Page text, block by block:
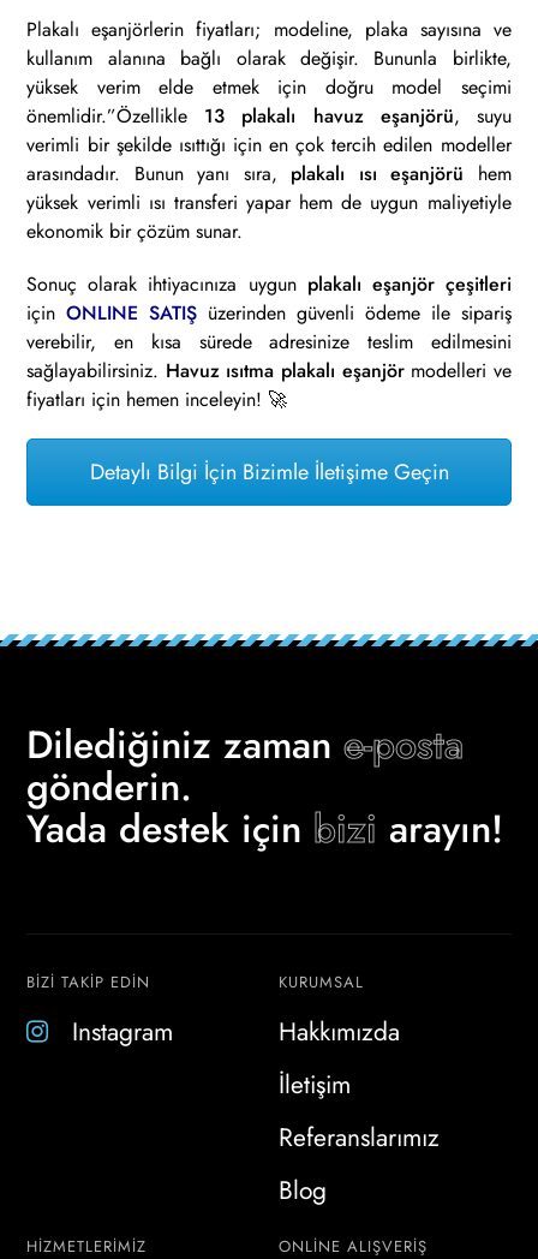
Plakalı eşanjörlerin fiyatları; modeline, plaka sayısına ve
kullanım alanına bağlı olarak değişir. Bununla birlikte,
yüksek verim elde etmek için doğru model seçimi
önemlidir.”Özellikle 13 plakalı havuz eşanjörü, suyu
verimli bir şekilde ısıttığı için en çok tercih edilen modeller
arasındadır. Bunun yanı sıra, plakalı ısı eşanjörü hem
yüksek verimli ısı transferi yapar hem de uygun maliyetiyle
ekonomik bir çözüm sunar.
Sonuç olarak ihtiyacınıza uygun plakalı eşanjör çeşitleri
içinONLINE SATIŞ üzerinden güvenli ödeme ile sipariş
verebilir, en kısa sürede adresinize teslim edilmesini
sağlayabilirsiniz. Havuz ısıtma plakalı eşanjörmodelleri ve
fiyatları için hemen inceleyin! 🚀
Detaylı Bilgi İçin Bizimle İletişime Geçin
Dilediğiniz zamane-posta
gönderin.
Yada destek için bizi arayın!
BİZİ TAKİP EDİN
Instagram
KURUMSAL
Hakkımızda
İletişim
Referanslarımız
Blog
HIZMETLERIMIZ ONLINE ALIŞVERIŞ